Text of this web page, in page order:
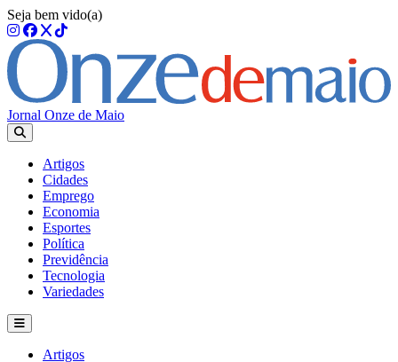
Seja bem vido(a)
Jornal Onze de Maio
Artigos
Cidades
Emprego
Economia
Esportes
Política
Previdência
Tecnologia
Variedades
Artigos